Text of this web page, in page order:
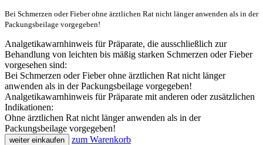
Bei Schmerzen oder Fieber ohne ärztlichen Rat nicht länger anwenden als in der
Packungsbeilage vorgegeben!
Analgetikawarnhinweis für Präparate, die ausschließlich zur
Behandlung von leichten bis mäßig starken Schmerzen oder Fieber
vorgesehen sind:
Bei Schmerzen oder Fieber ohne ärztlichen Rat nicht länger
anwenden als in der Packungsbeilage vorgegeben!
Analgetikawarnhinweis für Präparate mit anderen oder zusätzlichen
Indikationen:
Ohne ärztlichen Rat nicht länger anwenden als in der
Packungsbeilage vorgegeben!
weiter einkaufen zum Warenkorb